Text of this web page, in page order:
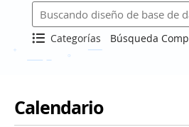
Categorías Búsqueda
Calendario